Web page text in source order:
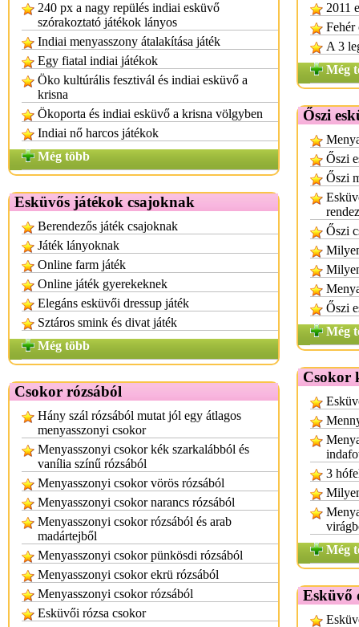
240 px a nagy repülés indiai esküvő
szórakoztató játékok lányos
Indiai menyasszony átalakítása játék
Egy fiatal indiai játékok
Öko kultúrális fesztivál és indiai esküvő a
krisna
Ökoporta és indiai esküvő a krisna völgyben
Indiai nő harcos játékok
Még több
Esküvős játékok csajoknak
Berendezős játék csajoknak
Játék lányoknak
Online farm játék
Online játék gyerekeknek
Elegáns esküvői dressup játék
Sztáros smink és divat játék
Még több
Csokor rózsából
Hány szál rózsából mutat jól egy átlagos
menyasszonyi csokor
Menyasszonyi csokor kék szarkalábból és
vanília színű rózsából
Menyasszonyi csokor vörös rózsából
Menyasszonyi csokor narancs rózsából
Menyasszonyi csokor rózsából és arab
madártejből
Menyasszonyi csokor pünkösdi rózsából
Menyasszonyi csokor ekrü rózsából
Menyasszonyi csokor rózsából
Esküvői rózsa csokor
2011
Fehér
A 3
Még
Őszi
Őszi
Őszi
Őszi
Őszi
Még
Csokor
3
Még
Esküvő